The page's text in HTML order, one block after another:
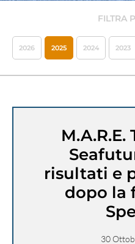
FILTRA
2026 2025 2024 2023
M.A.R.E.
risultati e
dopo la
30